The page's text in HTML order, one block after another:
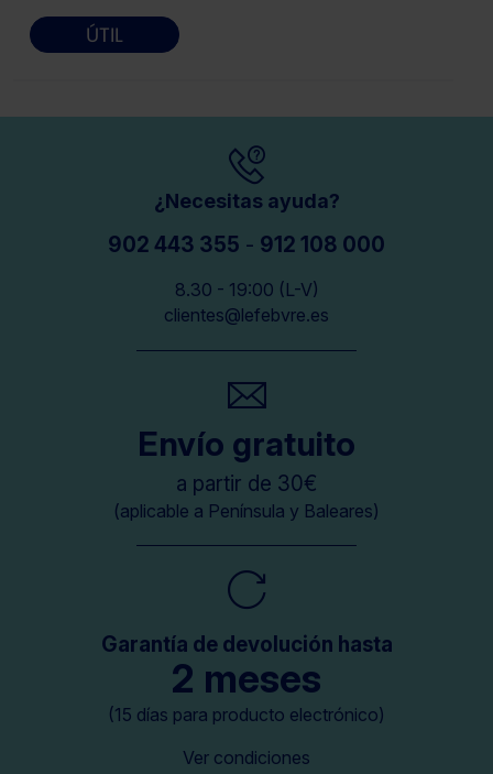
ÚTIL
¿Necesitas ayuda?
902 443 355 - 912 108 000
8.30 - 19:00 (L-V)
clientes@lefebvre.es
Envío gratuito
a partir de 30€
(aplicable a Península y Baleares)
Garantía de devolución hasta
2 meses
(15 días para producto electrónico)
Ver condiciones